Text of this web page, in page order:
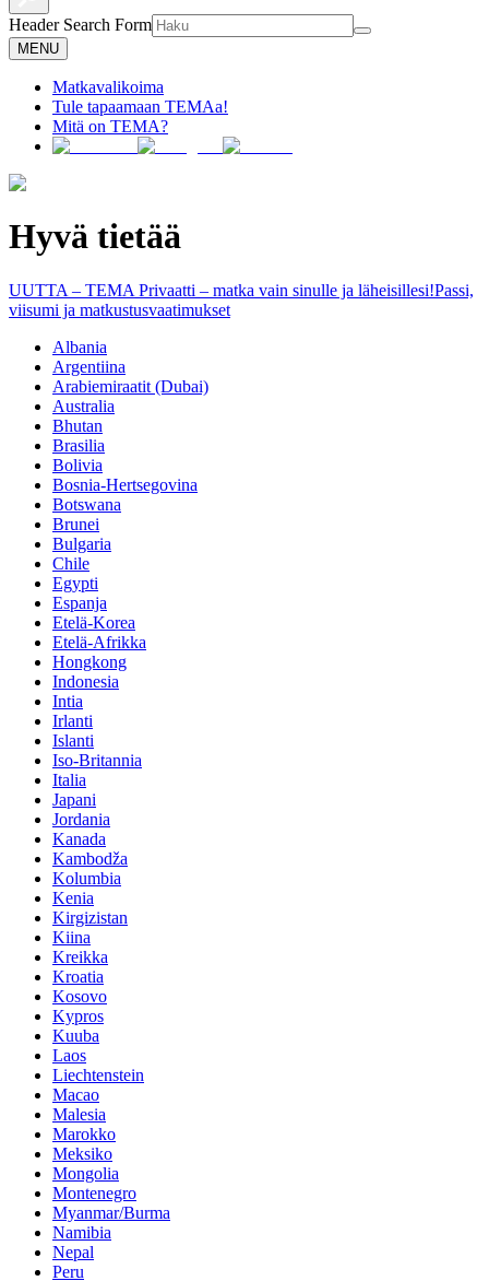
Header Search Form
MENU
Matkavalikoima
Tule tapaamaan TEMAa!
Mitä on TEMA?
Hyvä tietää
UUTTA – TEMA Privaatti – matka vain sinulle ja läheisillesi!Passi,
viisumi ja matkustusvaatimukset
Albania
Argentiina
Arabiemiraatit (Dubai)
Australia
Bhutan
Brasilia
Bolivia
Bosnia-Hertsegovina
Botswana
Brunei
Bulgaria
Chile
Egypti
Espanja
Etelä-Korea
Etelä-Afrikka
Hongkong
Indonesia
Intia
Irlanti
Islanti
Iso-Britannia
Italia
Japani
Jordania
Kanada
Kambodža
Kolumbia
Kenia
Kirgizistan
Kiina
Kreikka
Kroatia
Kosovo
Kypros
Kuuba
Laos
Liechtenstein
Macao
Malesia
Marokko
Meksiko
Mongolia
Montenegro
Myanmar/Burma
Namibia
Nepal
Peru